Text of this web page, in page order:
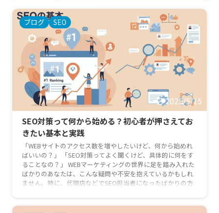
ブログ SEO
2025/5/15
SEO対策って何から始める？初心者が押さえてお
きたい基本と実践
「WEBサイトのアクセス数を増やしたいけど、何から始めれ
ばいいの？」 「SEO対策ってよく聞くけど、具体的に何をす
ることなの？」 WEBマーケティングの世界に足を踏み入れた
ばかりのあなたは、こんな疑問や不安を抱えているかもしれ
ません。特に、代理店などでSEO担当者になったばかりの方